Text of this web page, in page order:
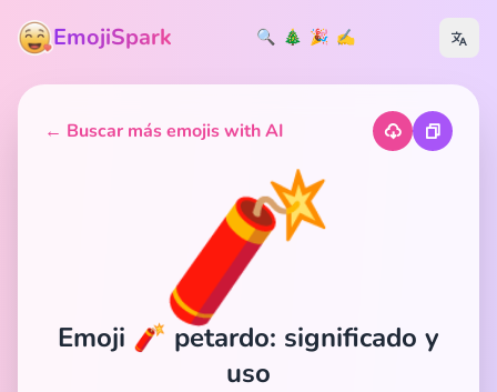
EmojiSpark 🔍 🎄 🎉 ✍️
← Buscar más emojis with AI
🧨
Emoji 🧨 petardo: significado y
uso